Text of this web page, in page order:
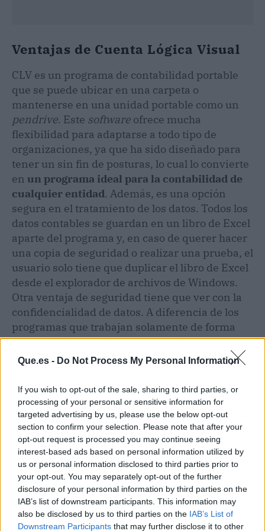
Que.es - Do Not Process My Personal Information
If you wish to opt-out of the sale, sharing to third parties, or
processing of your personal or sensitive information for
targeted advertising by us, please use the below opt-out
section to confirm your selection. Please note that after your
opt-out request is processed you may continue seeing
interest-based ads based on personal information utilized by
us or personal information disclosed to third parties prior to
your opt-out. You may separately opt-out of the further
disclosure of your personal information by third parties on the
IAB’s list of downstream participants. This information may
also be disclosed by us to third parties on the IAB’s List of
Downstream Participants that may further disclose it to other
Ventajas de Cuenta Lógica Visual
CLV es un programa de contabilidad portable
que se puede ubicar en una carpeta o
mantenerse en una unidad portable como un
pendrive. Este software ofrece mucha
flexibilidad para adaptarse a todo tipo de
organizaciones, ya que ha sido diseñado para
tener un sin fin de posturas, lo cual lo convierte
en un programa ideal para la contabilidad de
cualquier entidad. Además, es una opción
segura en el tratamiento de los datos. Todos los
datos contables se guardan en un libro de Excel
aparte del programa y, en caso de querer hacer
una copia de seguridad o realizar una prueba, el
usuario solo tiene que duplicar el libro de Excel
desde el explorador de archivos de Windows.
Otra ventaja de seguridad tiene que ver con la
confidencialidad de datos. A diferencia de los
programas que trabajan solamente de forma
online,CLV es un programa genuinamente
local que brinda máxima confidencialidad a los
Por último, el programa es asequible y no
necesita de renovación de licencias o
suscripciones temporales. El cliente realiza un
único pago a Soporte Lógico y obtiene el
programa de por vida.
Artículo anterior
Carillones electrónicos,
de la mano de la firma
Belltron
Artículo siguiente
Estética dental con las
últimas tecnologías, por
Dental Implantologie